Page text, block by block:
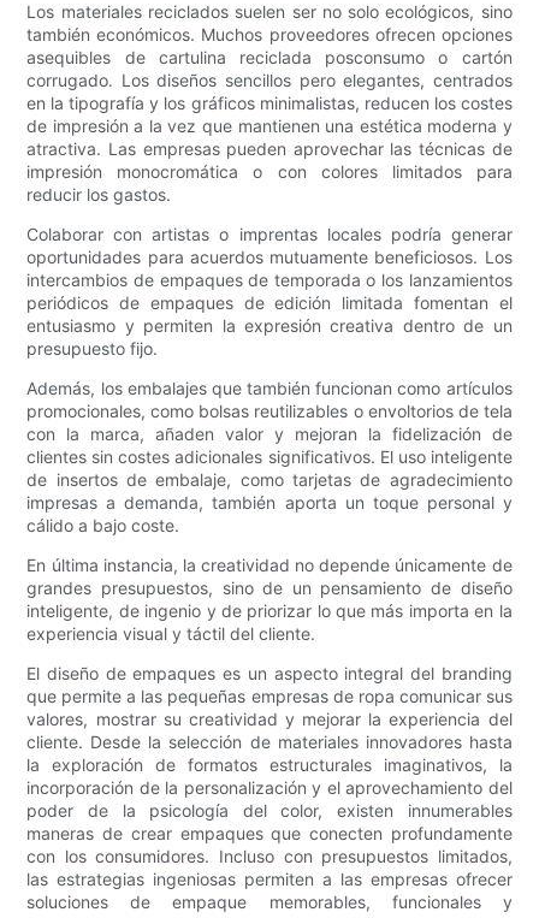
Los materiales reciclados suelen ser no solo ecológicos, sino
también económicos. Muchos proveedores ofrecen opciones
asequibles de cartulina reciclada posconsumo o cartón
corrugado. Los diseños sencillos pero elegantes, centrados
en la tipografía y los gráficos minimalistas, reducen los costes
de impresión a la vez que mantienen una estética moderna y
atractiva. Las empresas pueden aprovechar las técnicas de
impresión monocromática o con colores limitados para
reducir los gastos.
Colaborar con artistas o imprentas locales podría generar
oportunidades para acuerdos mutuamente beneficiosos. Los
intercambios de empaques de temporada o los lanzamientos
periódicos de empaques de edición limitada fomentan el
entusiasmo y permiten la expresión creativa dentro de un
presupuesto fijo.
Además, los embalajes que también funcionan como artículos
promocionales, como bolsas reutilizables o envoltorios de tela
con la marca, añaden valor y mejoran la fidelización de
clientes sin costes adicionales significativos. El uso inteligente
de insertos de embalaje, como tarjetas de agradecimiento
impresas a demanda, también aporta un toque personal y
cálido a bajo coste.
En última instancia, la creatividad no depende únicamente de
grandes presupuestos, sino de un pensamiento de diseño
inteligente, de ingenio y de priorizar lo que más importa en la
experiencia visual y táctil del cliente.
El diseño de empaques es un aspecto integral del branding
que permite a las pequeñas empresas de ropa comunicar sus
valores, mostrar su creatividad y mejorar la experiencia del
cliente. Desde la selección de materiales innovadores hasta
la exploración de formatos estructurales imaginativos, la
incorporación de la personalización y el aprovechamiento del
poder de la psicología del color, existen innumerables
maneras de crear empaques que conecten profundamente
con los consumidores. Incluso con presupuestos limitados,
las estrategias ingeniosas permiten a las empresas ofrecer
soluciones de empaque memorables, funcionales y